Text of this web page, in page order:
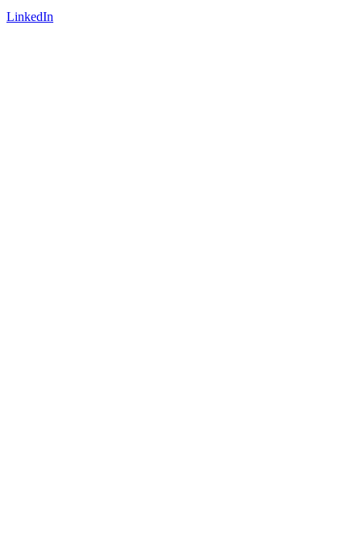
LinkedIn